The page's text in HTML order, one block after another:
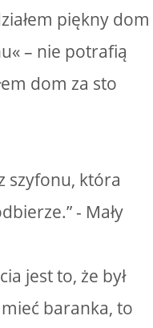
piękny dom
– nie potrafią
dom za sto
szyfonu, która
- Mały
jest to, że był
mieć baranka, to